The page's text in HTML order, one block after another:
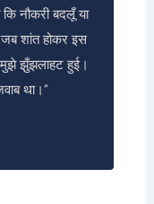
नौकरी बदलूँ या
शांत होकर इस
झुँझलाहट हुई।
था।”